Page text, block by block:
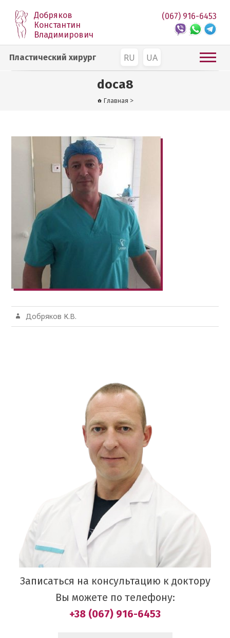
Добряков
Константин
Владимирович
RU UA
(067) 916-6453
Пластический хирург
doca8
Главная >
Добряков К.В.
Записаться на консультацию к доктору
Вы можете по телефону:
+38 (067) 916-6453